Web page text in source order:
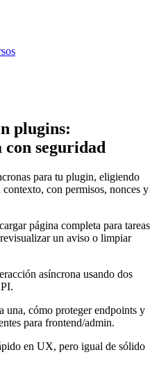
plugins:
seguridad
para tu plugin, eligiendo
con permisos, nonces y
página completa para tareas
un aviso o limpiar
asíncrona usando dos
una, cómo proteger endpoints y
para frontend/admin.
en UX, pero igual de sólido